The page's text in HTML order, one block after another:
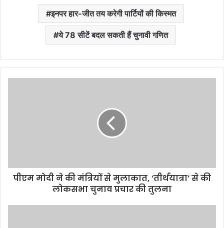
इनपर हार-जीत तय करेगी पार्टियों की किस्मत
ये 78 सीटें बदल सकती हैं चुनावी गणित
पीएम मोदी ने की मंत्रियों से मुलाकात, ‘तीर्थयात्रा’ से की
लोकसभा चुनाव प्रचार की तुलना